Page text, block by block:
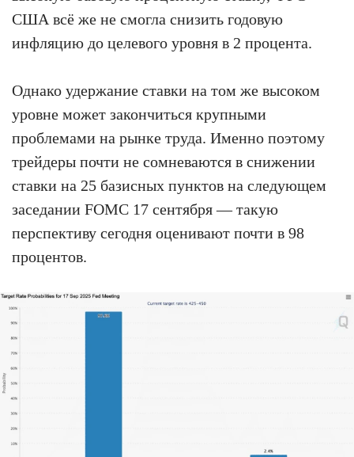
США всё же не смогла снизить годовую
инфляцию до целевого уровня в 2 процента.
Однако удержание ставки на том же высоком
уровне может закончиться крупными
проблемами на рынке труда. Именно поэтому
трейдеры почти не сомневаются в снижении
ставки на 25 базисных пунктов на следующем
заседании FOMC 17 сентября — такую
перспективу сегодня оценивают почти в 98
процентов.